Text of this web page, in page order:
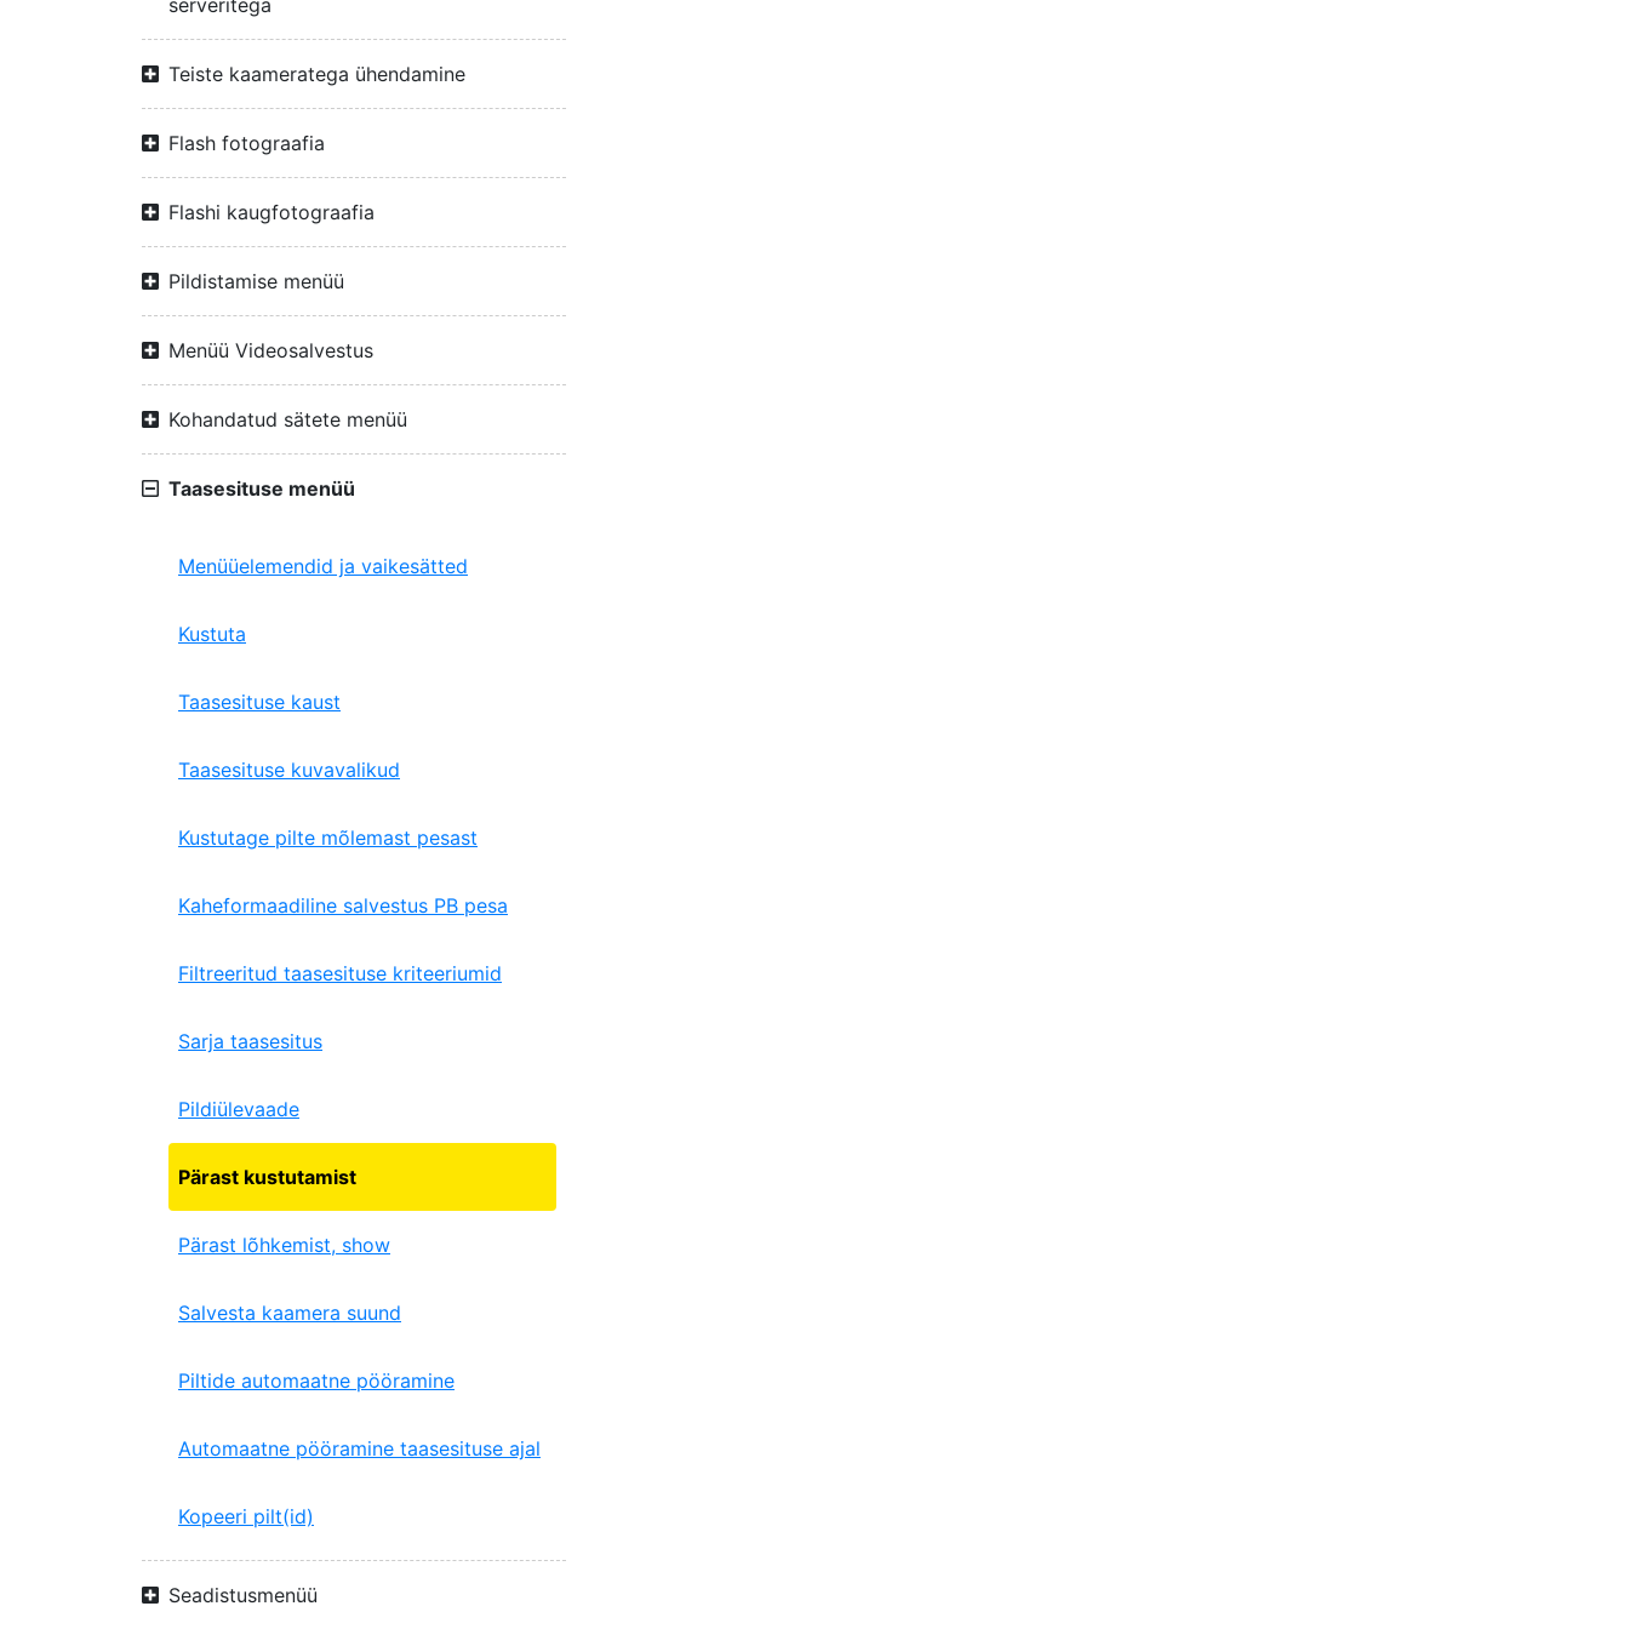
serveritega
Teiste kaameratega ühendamine
Flash fotograafia
Flashi kaugfotograafia
Pildistamise menüü
Menüü Videosalvestus
Kohandatud sätete menüü
Taasesituse menüü
Menüüelemendid ja vaikesätted
Kustuta
Taasesituse kaust
Taasesituse kuvavalikud
Kustutage pilte mõlemast pesast
Kaheformaadiline salvestus PB pesa
Filtreeritud taasesituse kriteeriumid
Sarja taasesitus
Pildiülevaade
Pärast kustutamist
Pärast lõhkemist, show
Salvesta kaamera suund
Piltide automaatne pööramine
Automaatne pööramine taasesituse ajal
Kopeeri pilt(id)
Seadistusmenüü